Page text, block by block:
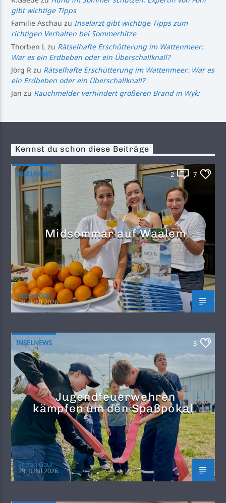
gibt wichtige Tipps
Familie Aschau zuInselarzt gibt wichtige Tipps zum
richtigen Verhalten bei Sommerhitze
Thorben L zu Rätselhafte Erschütterung im Wattenmeer:
War es ein Erdbeben oder ein Überschallknall?
Jörg R zu Rätselhafte Erschütterung im Wattenmeer: War es
ein Erdbeben oder ein Überschallknall?
Jan zu Rauchmelder verhindert größeren Brand in Wyk:
Kennst du schon diese Beiträge
INSELNEWS 2 7
Midsommar auf Waalem
Stefan Gaul
29. JUNI 2026
INSELNEWS 3
Jugendfeuerwehren
kämpfen um den Spaßpokal
Stefan Gaul
29. JUNI 2026